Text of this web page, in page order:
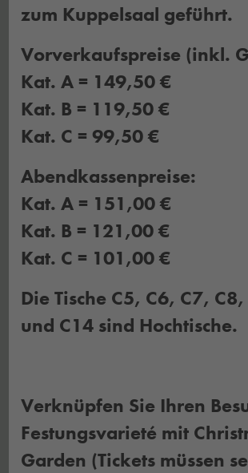
zum Kuppelsaal geführt.
Vorverkaufspreise (inkl.
Kat. A = 149,50 €
Kat. B = 119,50 €
Kat. C = 99,50 €
Abendkassenpreise:
Kat. A = 151,00 €
Kat. B = 121,00 €
Kat. C = 101,00 €
Die Tische C5, C6, C7,
und C14 sind Hochtische.
Verknüpfen Sie Ihren
Festungsvarieté mit
Garden (Tickets müssen